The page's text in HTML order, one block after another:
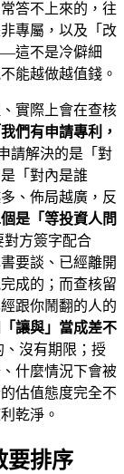
答不上來的，往
專屬，以及「改
這不是冷僻細
能越做越值錢。
實際上會在查核
們有申請專利，
請解決的是「對
「對內是誰
、佈局越廣，反
是「等投資人問
對方簽字配合
要談、已經離開
成的；而查核留
跟你鬧翻的人的
讓與」當成差不
沒有期限；授
什麼情況下會被
估值態度完全不
乾淨。
要排序